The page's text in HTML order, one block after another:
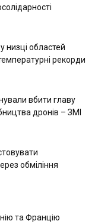
у низці областей
рекорди
вбити главу
дронів – ЗМІ
обміління
та Францію